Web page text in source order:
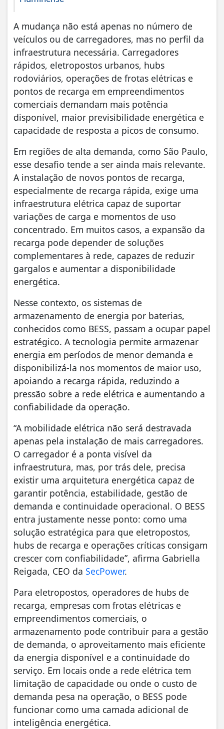
A mudança não está apenas no número de
veículos ou de carregadores, mas no perfil da
infraestrutura necessária. Carregadores
rápidos, eletropostos urbanos, hubs
rodoviários, operações de frotas elétricas e
pontos de recarga em empreendimentos
comerciais demandam mais potência
disponível, maior previsibilidade energética e
capacidade de resposta a picos de consumo.
Em regiões de alta demanda, como São Paulo,
esse desafio tende a ser ainda mais relevante.
A instalação de novos pontos de recarga,
especialmente de recarga rápida, exige uma
infraestrutura elétrica capaz de suportar
variações de carga e momentos de uso
concentrado. Em muitos casos, a expansão da
recarga pode depender de soluções
complementares à rede, capazes de reduzir
gargalos e aumentar a disponibilidade
energética.
Nesse contexto, os sistemas de
armazenamento de energia por baterias,
conhecidos como BESS, passam a ocupar papel
estratégico. A tecnologia permite armazenar
energia em períodos de menor demanda e
disponibilizá-la nos momentos de maior uso,
apoiando a recarga rápida, reduzindo a
pressão sobre a rede elétrica e aumentando a
confiabilidade da operação.
“A mobilidade elétrica não será destravada
apenas pela instalação de mais carregadores.
O carregador é a ponta visível da
infraestrutura, mas, por trás dele, precisa
existir uma arquitetura energética capaz de
garantir potência, estabilidade, gestão de
demanda e continuidade operacional. O BESS
entra justamente nesse ponto: como uma
solução estratégica para que eletropostos,
hubs de recarga e operações críticas consigam
crescer com confiabilidade”, afirma Gabriella
Reigada, CEO da SecPower.
Para eletropostos, operadores de hubs de
recarga, empresas com frotas elétricas e
empreendimentos comerciais, o
armazenamento pode contribuir para a gestão
de demanda, o aproveitamento mais eficiente
da energia disponível e a continuidade do
serviço. Em locais onde a rede elétrica tem
limitação de capacidade ou onde o custo de
demanda pesa na operação, o BESS pode
funcionar como uma camada adicional de
inteligência energética.